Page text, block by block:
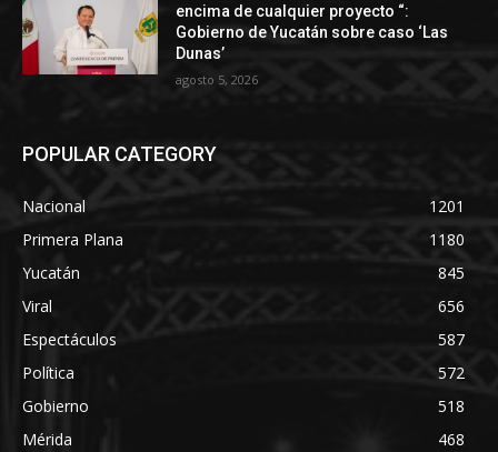
encima de cualquier proyecto “:
Gobierno de Yucatán sobre caso ‘Las
Dunas’
agosto 5, 2026
POPULAR CATEGORY
Nacional
1201
Primera Plana
1180
Yucatán
845
Viral
656
Espectáculos
587
Política
572
Gobierno
518
Mérida
468